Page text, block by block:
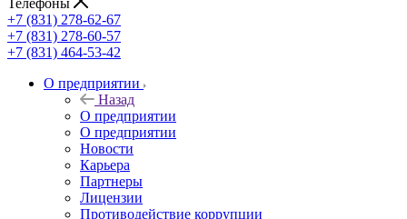
Телефоны
+7 (831) 278-62-67
+7 (831) 278-60-57
+7 (831) 464-53-42
О предприятии
Назад
О предприятии
О предприятии
Новости
Карьера
Партнеры
Лицензии
Противодействие коррупции